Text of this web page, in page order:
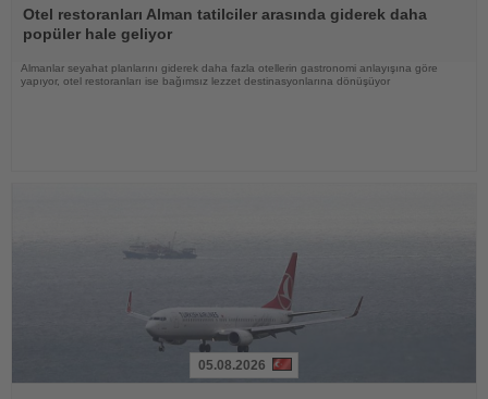
Oku
Otel restoranları Alman tatilciler arasında giderek daha
popüler hale geliyor
Almanlar seyahat planlarını giderek daha fazla otellerin gastronomi anlayışına göre
yapıyor, otel restoranları ise bağımsız lezzet destinasyonlarına dönüşüyor
05.08.2026